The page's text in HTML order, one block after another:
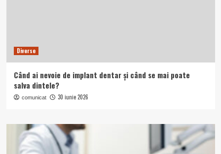
Diverse
Când ai nevoie de implant dentar și când se mai poate
salva dintele?
comunicat 30 iunie 2026